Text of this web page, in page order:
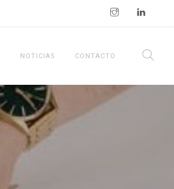
NOTICIAS CONTACTO